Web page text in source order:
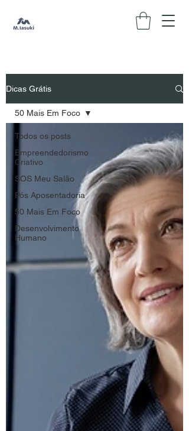
Dicas Grátis
Todos os posts
Empreendedorismo
Criativo
SOS Meu Salão
Pós Aposentadoria
50 Mais Em Foco
Desenvolvimento
Humano
50 Mais Em Foco